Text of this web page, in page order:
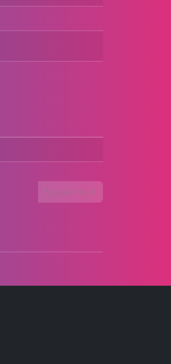
Siguiente